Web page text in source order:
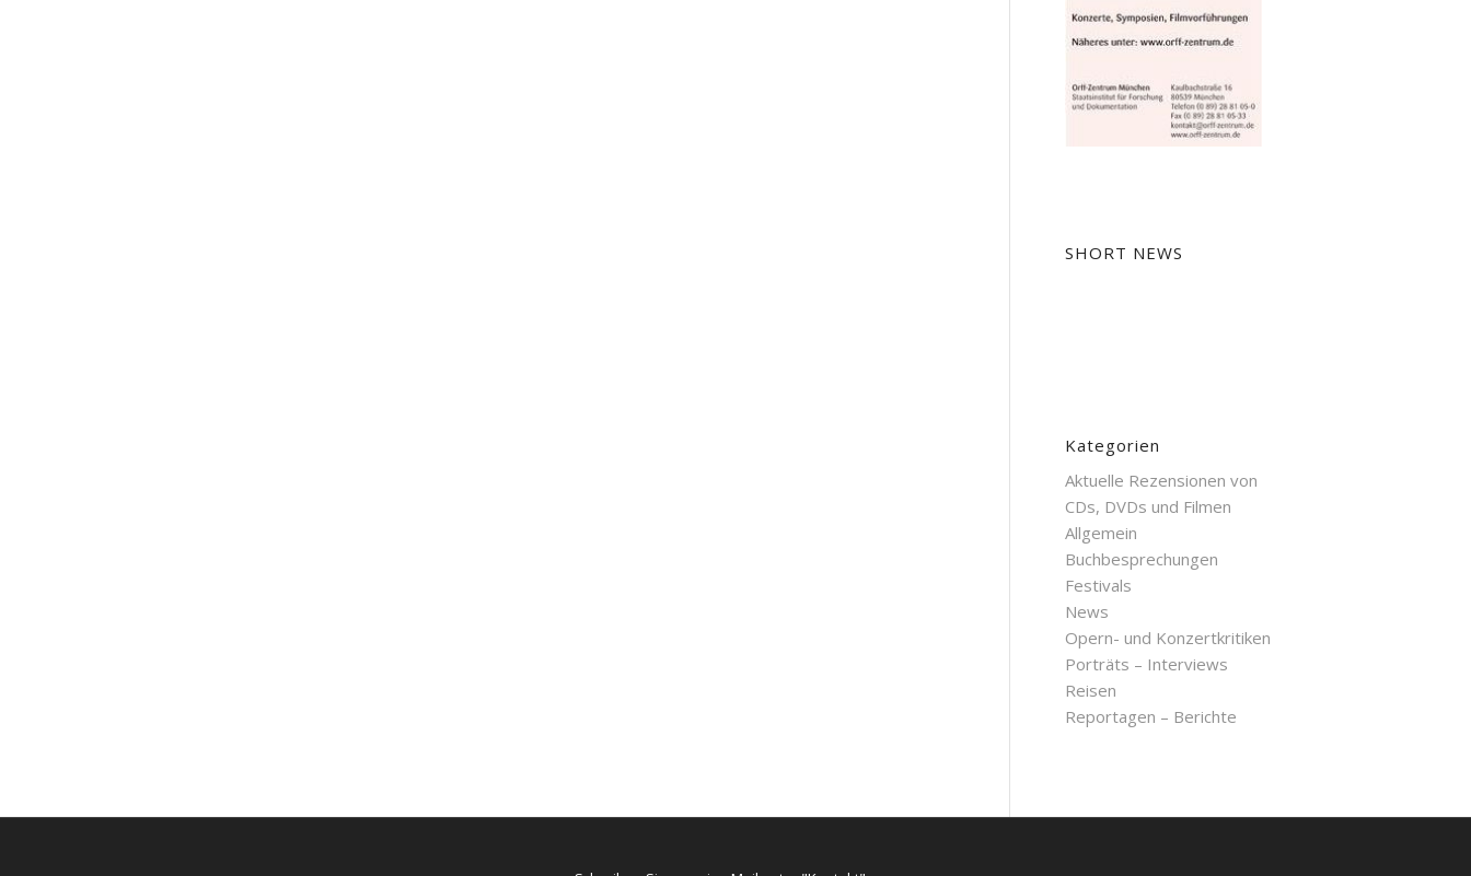
SHORT NEWS
Kategorien
Aktuelle Rezensionen von
CDs, DVDs und Filmen
Allgemein
Buchbesprechungen
Festivals
News
Opern- und Konzertkritiken
Porträts – Interviews
Reisen
Reportagen – Berichte